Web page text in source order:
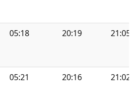
05:18 20:19 21:05
05:21 20:16 21:02